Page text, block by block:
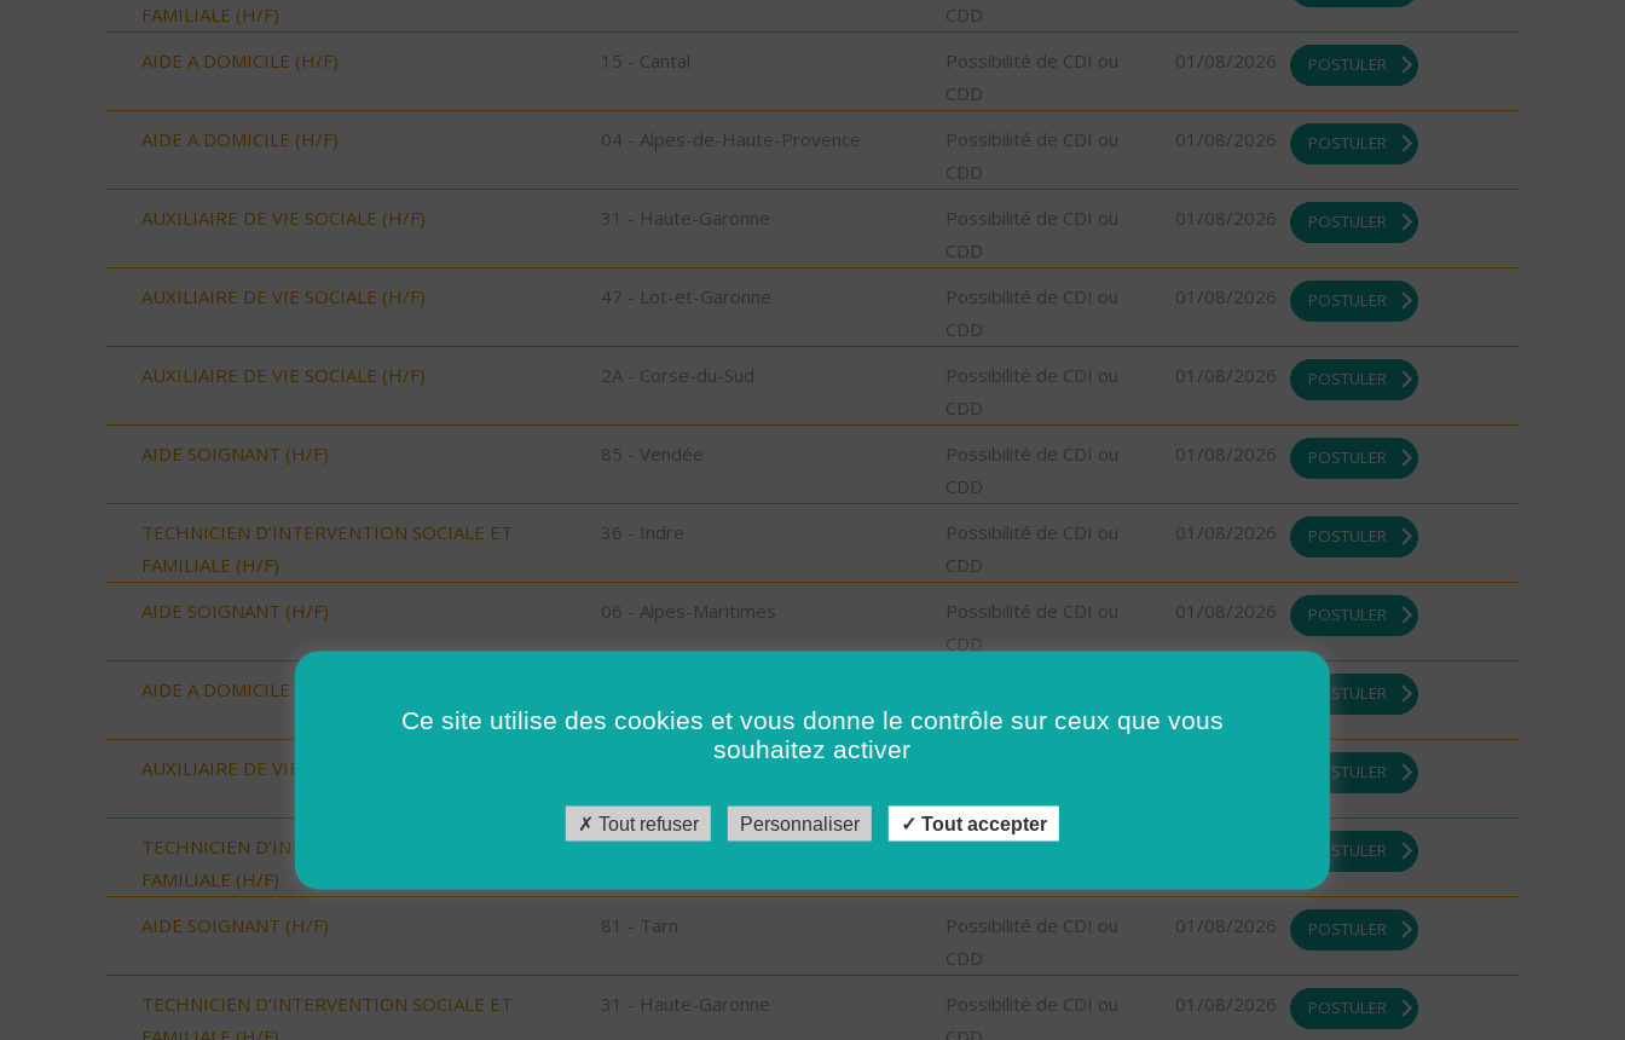
FAMILIALE (H/F)
CDD
AIDE A DOMICILE (H/F) 15 - Cantal
Possibilité de CDI ou
CDD
01/08/2026 POSTULER
AIDE A DOMICILE (H/F) 04 - Alpes-de-Haute-Provence
Possibilité de CDI ou
CDD
01/08/2026 POSTULER
AUXILIAIRE DE VIE SOCIALE (H/F) 31 - Haute-Garonne
Possibilité de CDI ou
CDD
01/08/2026 POSTULER
AUXILIAIRE DE VIE SOCIALE (H/F) 47 - Lot-et-Garonne
Possibilité de CDI ou
CDD
01/08/2026 POSTULER
AUXILIAIRE DE VIE SOCIALE (H/F) 2A - Corse-du-Sud
Possibilité de CDI ou
CDD
01/08/2026 POSTULER
AIDE SOIGNANT (H/F) 85 - Vendée
Possibilité de CDI ou
CDD
01/08/2026 POSTULER
TECHNICIEN D’INTERVENTION SOCIALE ET
FAMILIALE (H/F)
36 - Indre
Possibilité de CDI ou
CDD
01/08/2026 POSTULER
AIDE SOIGNANT (H/F) 06 - Alpes-Maritimes
Possibilité de CDI ou
CDD
01/08/2026 POSTULER
AIDE A DOMICILE (H/F)
CDD
POSTULER
AUXILIAIRE DE VIE SOCIALE (H/F)
CDD
POSTULER
TECHNICIEN D’INTERVENTION SOCIALE ET
FAMILIALE (H/F)
91 - Essonne
Possibilité de CDI ou
POSTULER
AIDE SOIGNANT (H/F) 81 - Tarn
Possibilité de CDI ou
CDD
01/08/2026 POSTULER
TECHNICIEN D’INTERVENTION SOCIALE ET
31 - Haute-Garonne
Possibilité de CDI ou
01/08/2026 POSTULER
Ce site utilise des cookies et vous donne le contrôle sur ceux que vous
souhaitez activer
Tout refuser Personnaliser Tout accepter